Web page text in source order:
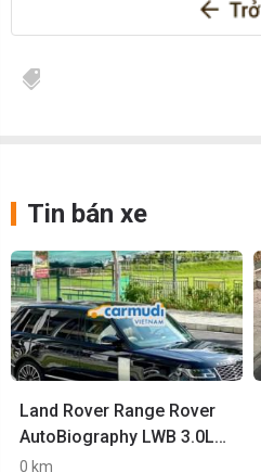
Tin bán xe
Land Rover Range Rover
AutoBiography LWB 3.0L
2021
0 km